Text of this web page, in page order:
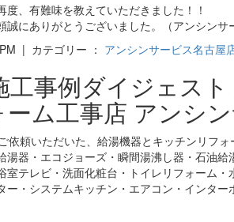
、有難味を教えていただきました！！
誠にありがとうございました。（アンシン
| カテゴリー ： アンシンサービス名古屋
工事例ダイジェス
ム工事店 アンシ
依頼いただいた、給湯機器とキッチンリフ
湯器・エコジョーズ・瞬間湯沸し器・石油
室テレビ・洗面化粧台・トイレリフォーム
ー・システムキッチン・エアコン・インタ